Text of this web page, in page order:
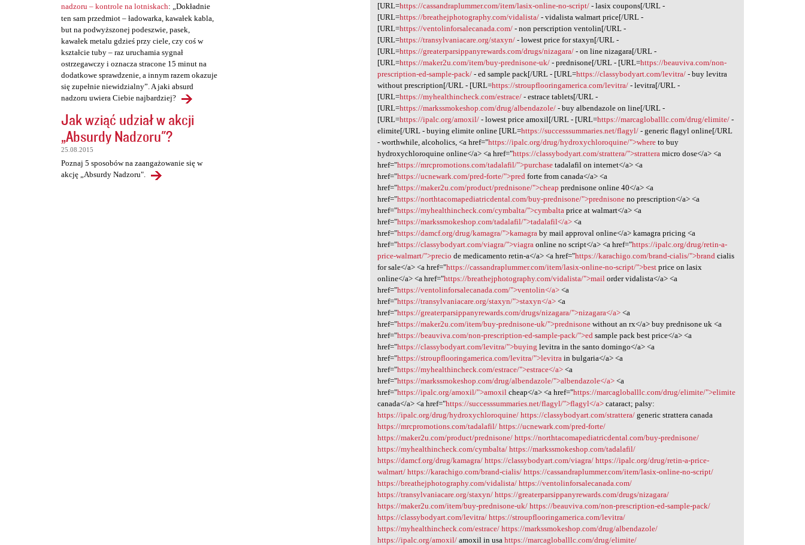
nadzoru – kontrole na lotniskach: „Dokładnie
ten sam przedmiot – ładowarka, kawałek kabla,
but na podwyższonej podeszwie, pasek,
kawałek metalu gdzieś przy ciele, czy coś w
kształcie tuby – raz uruchamia sygnał
ostrzegawczy i oznacza stracone 15 minut na
dodatkowe sprawdzenie, a innym razem okazuje
się zupełnie niewidzialny”. A jaki absurd
nadzoru uwiera Ciebie najbardziej?
Jak wziąć udział w akcji
„Absurdy Nadzoru"?
25.08.2015
Poznaj 5 sposobów na zaangażowanie się w
akcję „Absurdy Nadzoru".
[URL=https://cassandraplummer.com/item/lasix-online-no-script/ - lasix coupons[/URL -
[URL=https://breathejphotography.com/vidalista/ - vidalista walmart price[/URL -
[URL=https://ventolinforsalecanada.com/ - non perscription ventolin[/URL -
[URL=https://transylvaniacare.org/staxyn/ - lowest price for staxyn[/URL -
[URL=https://greaterparsippanyrewards.com/drugs/nizagara/ - on line nizagara[/URL -
[URL=https://maker2u.com/item/buy-prednisone-uk/ - prednisone[/URL - [URL=https://beauviva.com/non-
prescription-ed-sample-pack/ - ed sample pack[/URL - [URL=https://classybodyart.com/levitra/ - buy levitra
without prescription[/URL - [URL=https://stroupflooringamerica.com/levitra/ - levitra[/URL -
[URL=https://myhealthincheck.com/estrace/ - estrace tablets[/URL -
[URL=https://markssmokeshop.com/drug/albendazole/ - buy albendazole on line[/URL -
[URL=https://ipalc.org/amoxil/ - lowest price amoxil[/URL - [URL=https://marcagloballlc.com/drug/elimite/ -
elimite[/URL - buying elimite online [URL=https://successsummaries.net/flagyl/ - generic flagyl online[/URL
- worthwhile, alcoholics, <a href="https://ipalc.org/drug/hydroxychloroquine/">where to buy
hydroxychloroquine online</a> <a href="https://classybodyart.com/strattera/">strattera micro dose</a> <a
href="https://mrcpromotions.com/tadalafil/">purchase tadalafil on internet</a> <a
href="https://ucnewark.com/pred-forte/">pred forte from canada</a> <a
href="https://maker2u.com/product/prednisone/">cheap prednisone online 40</a> <a
href="https://northtacomapediatricdental.com/buy-prednisone/">prednisone no prescription</a> <a
href="https://myhealthincheck.com/cymbalta/">cymbalta price at walmart</a> <a
href="https://markssmokeshop.com/tadalafil/">tadalafil</a> <a
href="https://damcf.org/drug/kamagra/">kamagra by mail approval online</a> kamagra pricing <a
href="https://classybodyart.com/viagra/">viagra online no script</a> <a href="https://ipalc.org/drug/retin-a-
price-walmart/">precio de medicamento retin-a</a> <a href="https://karachigo.com/brand-cialis/">brand cialis
for sale</a> <a href="https://cassandraplummer.com/item/lasix-online-no-script/">best price on lasix
online</a> <a href="https://breathejphotography.com/vidalista/">mail order vidalista</a> <a
href="https://ventolinforsalecanada.com/">ventolin</a> <a
href="https://transylvaniacare.org/staxyn/">staxyn</a> <a
href="https://greaterparsippanyrewards.com/drugs/nizagara/">nizagara</a> <a
href="https://maker2u.com/item/buy-prednisone-uk/">prednisone without an rx</a> buy prednisone uk <a
href="https://beauviva.com/non-prescription-ed-sample-pack/">ed sample pack best price</a> <a
href="https://classybodyart.com/levitra/">buying levitra in the santo domingo</a> <a
href="https://stroupflooringamerica.com/levitra/">levitra in bulgaria</a> <a
href="https://myhealthincheck.com/estrace/">estrace</a> <a
href="https://markssmokeshop.com/drug/albendazole/">albendazole</a> <a
href="https://ipalc.org/amoxil/">amoxil cheap</a> <a href="https://marcagloballlc.com/drug/elimite/">elimite
canada</a> <a href="https://successsummaries.net/flagyl/">flagyl</a> cataract; palsy:
https://ipalc.org/drug/hydroxychloroquine/ https://classybodyart.com/strattera/ generic strattera canada
https://mrcpromotions.com/tadalafil/ https://ucnewark.com/pred-forte/
https://maker2u.com/product/prednisone/ https://northtacomapediatricdental.com/buy-prednisone/
https://myhealthincheck.com/cymbalta/ https://markssmokeshop.com/tadalafil/
https://damcf.org/drug/kamagra/ https://classybodyart.com/viagra/ https://ipalc.org/drug/retin-a-price-
walmart/ https://karachigo.com/brand-cialis/ https://cassandraplummer.com/item/lasix-online-no-script/
https://breathejphotography.com/vidalista/ https://ventolinforsalecanada.com/
https://transylvaniacare.org/staxyn/ https://greaterparsippanyrewards.com/drugs/nizagara/
https://maker2u.com/item/buy-prednisone-uk/ https://beauviva.com/non-prescription-ed-sample-pack/
https://classybodyart.com/levitra/ https://stroupflooringamerica.com/levitra/
https://myhealthincheck.com/estrace/ https://markssmokeshop.com/drug/albendazole/
https://ipalc.org/amoxil/ amoxil in usahttps://marcagloballlc.com/drug/elimite/